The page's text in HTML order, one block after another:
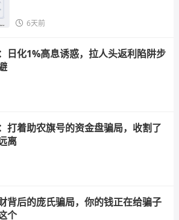
6天前
日化1%高息诱惑，拉人头返利陷阱步
打着助农旗号的资金盘骗局，收割了
离
背后的庞氏骗局，你的钱正在给骗子
个